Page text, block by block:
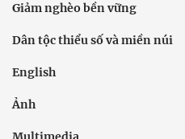
Giảm nghèo bền vững
Dân tộc thiểu số và miền núi
English
Ảnh